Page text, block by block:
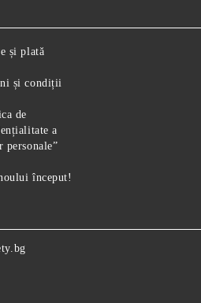
și plată
și condiții
de
a
personale”
început!